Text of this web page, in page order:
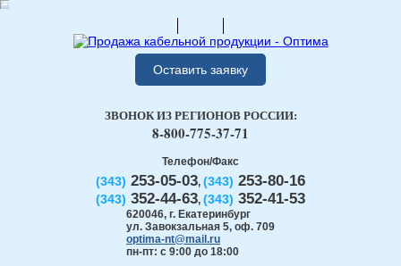
Оставить заявку
Телефон/Факс
(343) 253-05-03, (343) 253-80-16
(343) 352-44-63, (343) 352-41-53
620046, г. Екатеринбург
ул. Завокзальная 5, оф. 709
optima-nt@mail.ru
пн-пт: с 9:00 до 18:00
ЗВОНОК ИЗ РЕГИОНОВ РОССИИ:
8-800-775-37-71